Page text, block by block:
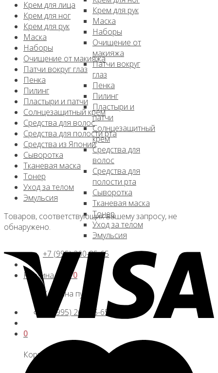
Крем для рук
Маска
Наборы
Очищение от
макияжа
Патчи вокруг
глаз
Пенка
Пилинг
Пластыри и
патчи
Солнцезащитный
крем
Средства для
волос
Средства для
полости рта
Сыворотка
Тканевая маска
Тонер
Уход за телом
Эмульсия
+7 (995) 260-85-65
Корзина /
0
Корзина пуста.
+7 (995) 260-85-65
0
Корзина
Крем для лица
Крем для ног
Крем для рук
Маска
Наборы
Очищение от макияжа
Патчи вокруг глаз
Пенка
Пилинг
Пластыри и патчи
Солнцезащитный крем
Средства для волос
Средства для полости рта
Средства из Японии
Сыворотка
Тканевая маска
Тонер
Уход за телом
Эмульсия
Товаров, соответствующих вашему запросу, не
обнаружено.